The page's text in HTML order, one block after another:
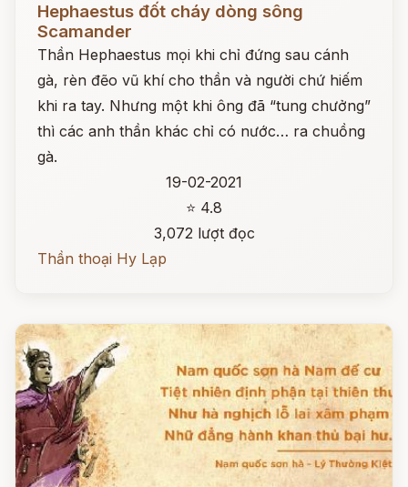
Hephaestus đốt cháy dòng sông
Scamander
Thần Hephaestus mọi khi chỉ đứng sau cánh
gà, rèn đẽo vũ khí cho thần và người chứ hiếm
khi ra tay. Nhưng một khi ông đã “tung chưởng”
thì các anh thần khác chỉ có nước… ra chuồng
gà.
19-02-2021
⭐ 4.8
3,072 lượt đọc
Thần thoại Hy Lạp